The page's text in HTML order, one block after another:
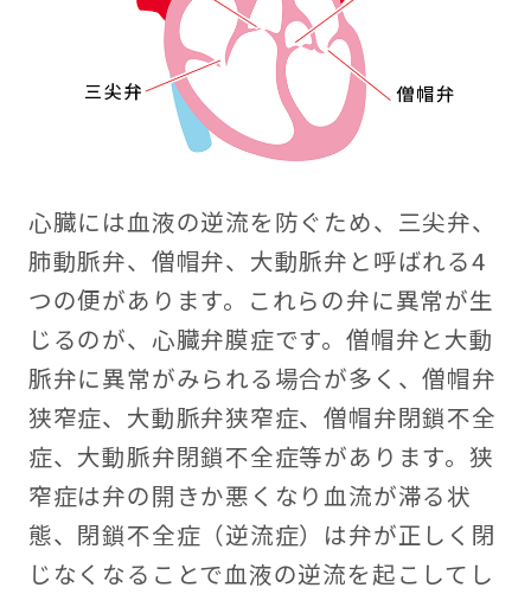
心臓には血液の逆流を防ぐため、三尖弁、
肺動脈弁、僧帽弁、大動脈弁と呼ばれる4
つの便があります。これらの弁に異常が生
じるのが、心臓弁膜症です。僧帽弁と大動
脈弁に異常がみられる場合が多く、僧帽弁
狭窄症、大動脈弁狭窄症、僧帽弁閉鎖不全
症、大動脈弁閉鎖不全症等があります。狭
窄症は弁の開きか悪くなり血流が滞る状
態、閉鎖不全症（逆流症）は弁が正しく閉
じなくなることで血液の逆流を起こしてし